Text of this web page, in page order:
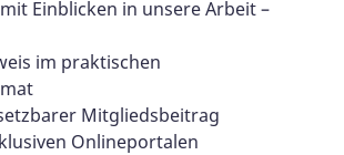
Einblicken in unsere Arbeit –
im praktischen
Mitgliedsbeitrag
Onlineportalen